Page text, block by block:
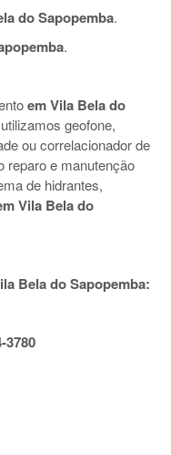
do Sapopemba.
.
em Vila Bela do
geofone,
ou correlacionador de
e manutenção
de hidrantes,
Vila Bela do
Bela do Sapopemba:
3780